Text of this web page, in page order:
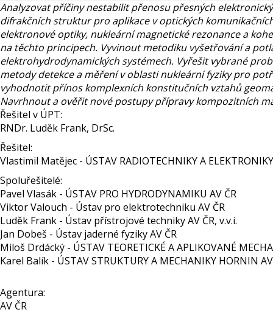
Analyzovat příčiny nestabilit přenosu přesných
difrakčních struktur pro aplikace v optických
elektronové optiky, nukleární magnetické rezonance a
na těchto principech. Vyvinout metodiku vyšetřování a
elektrohydrodynamických systémech. Vyřešit vybrané
metody detekce a měření v oblasti nukleární fyziky pro
vyhodnotit přínos komplexních konstitučních vztahů
Navrhnout a ověřit nové postupy přípravy kompozitních
Řešitel v ÚPT:
RNDr. Luděk Frank, DrSc.
Řešitel:
Vlastimil Matějec - ÚSTAV RADIOTECHNIKY A
Spoluřešitelé:
Pavel Vlasák - ÚSTAV PRO HYDRODYNAMIKU AV ČR
Viktor Valouch - Ústav pro elektrotechniku AV ČR
Luděk Frank - Ústav přístrojové techniky AV ČR, v.v.i.
Jan Dobeš - Ústav jaderné fyziky AV ČR
Miloš Drdácký - ÚSTAV TEORETICKÉ A APLIKOVANÉ
Karel Balík - ÚSTAV STRUKTURY A MECHANIKY HORNIN
Agentura:
AV ČR